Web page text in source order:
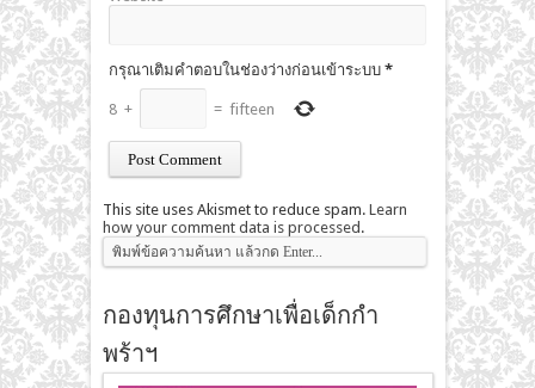
กรุณาเติมคำตอบในช่องว่างก่อนเข้าระบบ*
8 + = fifteen
This site uses Akismet to reduce spam. Learn
how your comment data is processed .
กองทุนการศึกษาเพื่อเด็กกำ
พร้าฯ